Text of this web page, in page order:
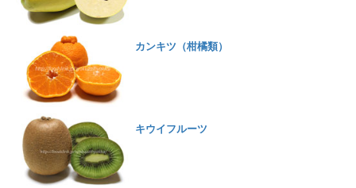
カンキツ（柑橘類）
キウイフルーツ